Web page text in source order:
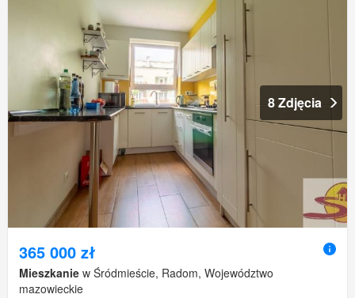
8 Zdjęcia
365 000 zł
Mieszkanie w Śródmieście, Radom, Województwo
mazowieckie